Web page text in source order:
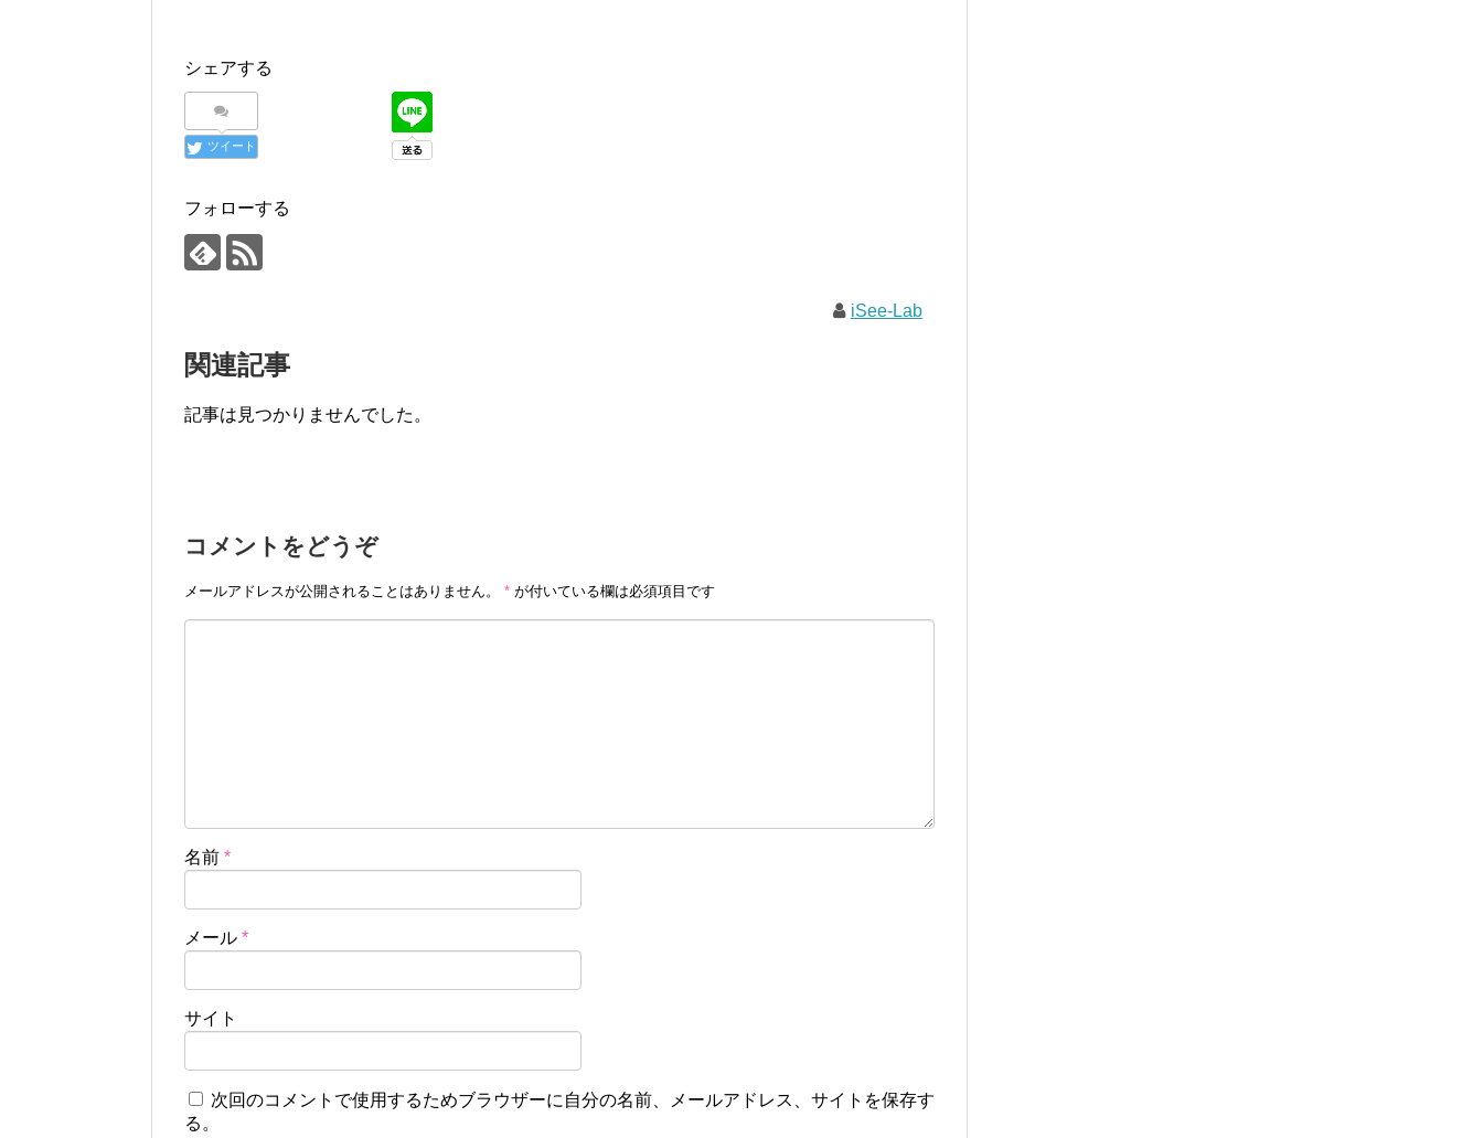
シェアする
ツイート
フォローする
iSee-Lab
関連記事
記事は見つかりませんでした。
コメントをどうぞ
メールアドレスが公開されることはありません。 * が付いている欄は必須項目です
名前 *
メール *
サイト
次回のコメントで使用するためブラウザーに自分の名前、メールアドレス、サイトを保存す
る。